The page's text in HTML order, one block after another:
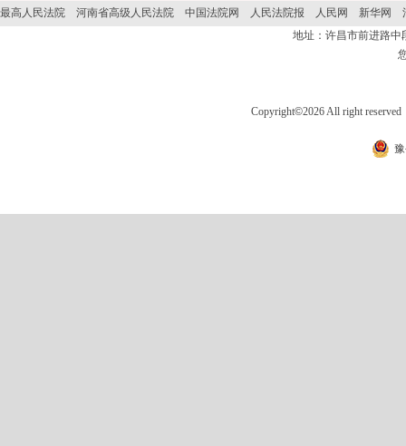
最高人民法院 河南省高级人民法院 中国法院网 人民法院报 人民网 新华网
地址：许昌市前进路
Copyright©2026 All right